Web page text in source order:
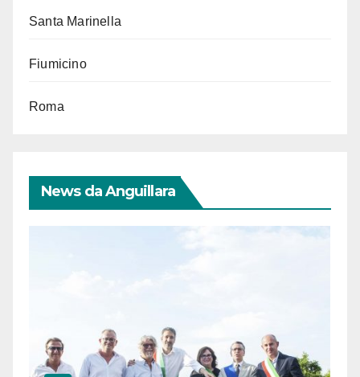
Santa Marinella
Fiumicino
Roma
News da Anguillara